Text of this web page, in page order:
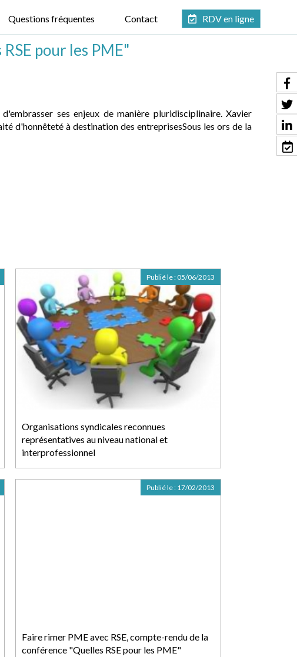
Questions fréquentes Contact RDV en ligne
pour les PME"
ses enjeux de manière pluridisciplinaire. Xavier
d'honnêteté à destination des entreprisesSous les ors de la
Organisations syndicales reconnues
représentatives au niveau national et
interprofessionnel
Publié le : 05/06/2013
Faire rimer PME avec RSE, compte-rendu de la
conférence "Quelles RSE pour les PME"
Publié le : 17/02/2013